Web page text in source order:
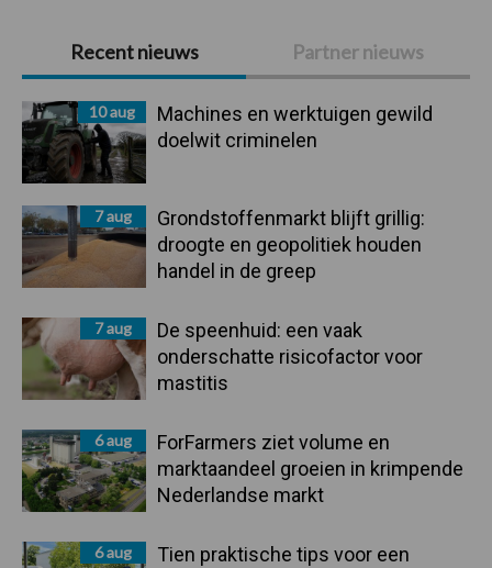
Primaire
Sidebar
Recent nieuws Partner nieuws
10 aug
Machines en werktuigen gewild
doelwit criminelen
7 aug
Grondstoffenmarkt blijft grillig:
droogte en geopolitiek houden
handel in de greep
7 aug
De speenhuid: een vaak
onderschatte risicofactor voor
mastitis
6 aug
ForFarmers ziet volume en
marktaandeel groeien in krimpende
Nederlandse markt
6 aug
Tien praktische tips voor een